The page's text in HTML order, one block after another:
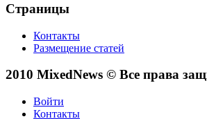
Страницы
Контакты
Размещение статей
2010 MixedNews © Все права
Войти
Контакты